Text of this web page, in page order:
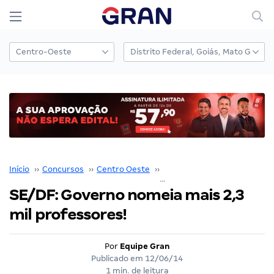
Início ›› Concursos ›› Centro Oeste ››
SE/DF: Governo nomeia mais 2,3
mil professores!
Por Equipe Gran
Publicado em 12/06/14
1 min. de leitura